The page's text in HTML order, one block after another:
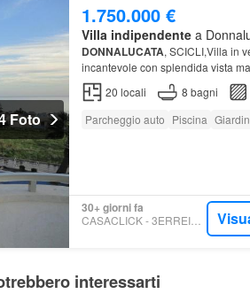
Foto
1.750.000 €
Villa indipendentea
DONNALUCATA, SCICLI,Villa in
incantevole con splendida vista
20 locali 8 bagni
Parcheggio auto Piscina
30+ giorni fa
CASACLICK - 3ERREIMMOBILIARE
interessarti